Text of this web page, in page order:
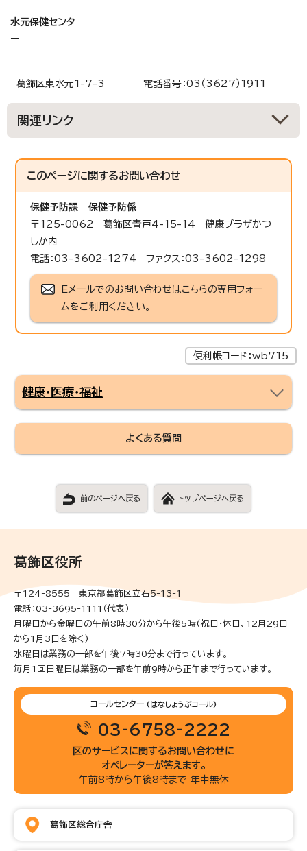
水元保健センタ
ー
葛飾区東水元1-7-3 電話番号：03（3627）1911
関連リンク
このページに関するお問い合わせ
保健予防課
保健予防係
〒125-0062 葛飾区青戸4-15-14 健康プラザかつ
しか内
電話：03-3602-1274 ファクス：03-3602-1298
Eメールでのお問い合わせはこちらの専用フォー
ムをご利用ください。
便利帳コード：wb715
健康・医療・福祉
よくある質問
前のページへ戻る トップページへ戻る
葛飾区役所
〒124-8555 東京都葛飾区立石5-13-1
電話：03-3695-1111（代表）
月曜日から金曜日の午前8時30分から午後5時(祝日・休日、12月29日
から1月3日を除く)
水曜日は業務の一部を午後7時30分まで行っています。
毎月1回日曜日は業務の一部を午前9時から正午まで行っています。
コールセンター (はなしょうぶコール)
03-6758-2222
区のサービスに関するお問い合わせに
オペレーターが答えます。
午前8時から午後8時まで 年中無休
葛飾区総合庁舎